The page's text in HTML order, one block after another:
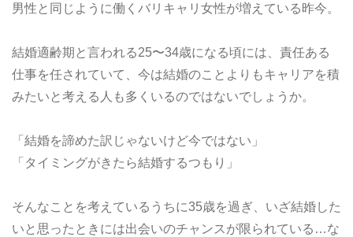
男性と同じように働くバリキャリ女性が増えている昨今。
結婚適齢期と言われる25〜34歳になる頃には、責任ある
仕事を任されていて、今は結婚のことよりもキャリアを積
みたいと考える人も多くいるのではないでしょうか。
「結婚を諦めた訳じゃないけど今ではない」
「タイミングがきたら結婚するつもり」
そんなことを考えているうちに35歳を過ぎ、いざ結婚した
いと思ったときには出会いのチャンスが限られている…な